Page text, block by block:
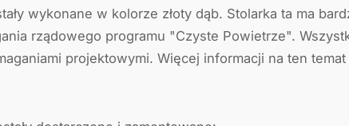
wykonane w kolorze złoty dąb. Stolarka ta ma
rządowego programu "Czyste Powietrze".
projektowymi. Więcej informacji na ten